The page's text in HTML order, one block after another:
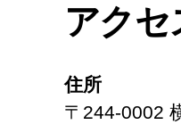
アクセ
住所
〒244-0002